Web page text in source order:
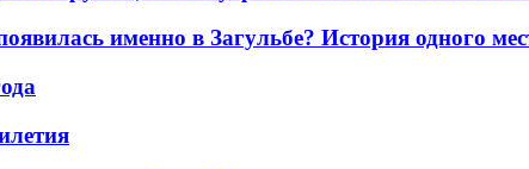
именно в Загульбе? История одного